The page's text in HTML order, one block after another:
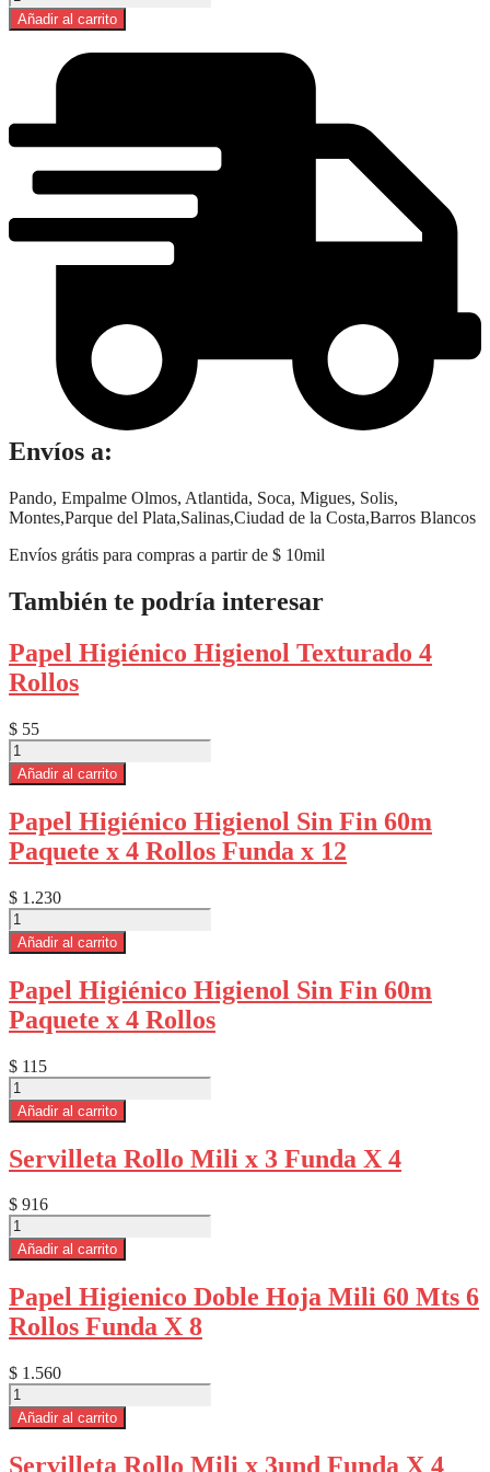
Higiénico
Clara
cantidad
Añadir al carrito
Envíos a:
Pando, Empalme Olmos, Atlantida, Soca, Migues, Solis,
Montes,Parque del Plata,Salinas,Ciudad de la Costa,Barros Blancos
Envíos grátis para compras a partir de $ 10mil
También te podría interesar
Papel Higiénico Higienol Texturado 4
Rollos
$ 55
Papel
Higiénico
Higienol
4
Rollos
cantidad
Añadir al carrito
Papel Higiénico Higienol Sin Fin 60m
Paquete x 4 Rollos Funda x 12
$ 1.230
Papel
Higiénico
Higienol
Fin
60m
Paquete
4
Rollos
Funda
12
cantidad
Añadir al carrito
Papel Higiénico Higienol Sin Fin 60m
Paquete x 4 Rollos
$ 115
Papel
Higiénico
Higienol
Fin
Paquete
x
4
Rollos
Añadir al carrito
Servilleta Rollo Mili x 3 Funda X 4
$ 916
Servilleta
Rollo
Mili
3
Funda
X
4
cantidad
Añadir al carrito
Papel Higienico Doble Hoja Mili 60 Mts 6
Rollos Funda X 8
$ 1.560
Papel
Higienico
Doble
Añadir al carrito
Servilleta Rollo Mili x 3und Funda X 4